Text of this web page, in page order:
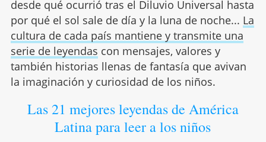
desde qué ocurrió tras el Diluvio Universal hasta
por qué el sol sale de día y la luna de noche... La
cultura de cada país mantiene y transmite una
serie de leyendas con mensajes, valores y
también historias llenas de fantasía que avivan
la imaginación y curiosidad de los niños.
Las 21 mejores leyendas de América
Latina para leer a los niños